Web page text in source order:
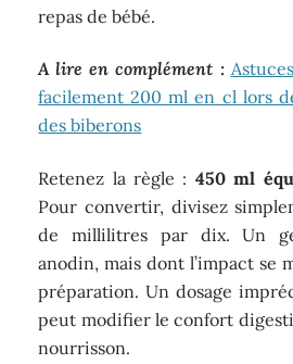
repas de bébé.
A lire en complément :
facilement 200 ml en cl lors
des biberons
Retenez la règle : 450 ml
Pour convertir, divisez
de millilitres par dix. Un
anodin, mais dont l’impact se
préparation. Un dosage
peut modifier le confort
nourrisson.